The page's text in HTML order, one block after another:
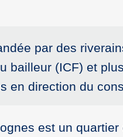
par des
bailleur (ICF) et
en direction du
est un